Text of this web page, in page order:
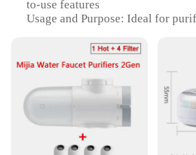
to-use features
Usage and Purpose: Ideal for
Performance and Property:
technology ensures clean, safe
Parts and Accessories: Available
comprehensive filtration
Applicable Scenario: Suitable for
filtration needs, from small
scale operations